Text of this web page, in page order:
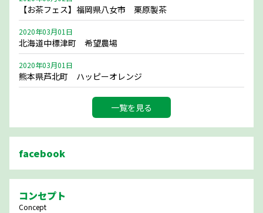
【お茶フェス】福岡県八女市 栗原製茶
2020年03月01日
北海道中標津町 希望農場
2020年03月01日
熊本県芦北町 ハッピーオレンジ
一覧を見る
facebook
コンセプト
Concept